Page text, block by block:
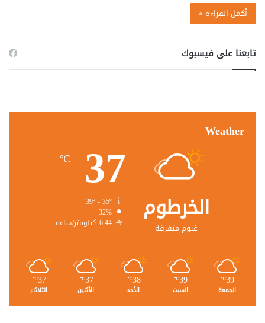
أكمل القراءة »
تابعنا على فيسبوك
Weather
الخرطوم
غيوم متفرقة
37
℃
32%
6.44 كيلومتر/ساعة
39
℃
الجمعة
39
℃
السبت
38
℃
الأحد
37
℃
الأثنين
37
℃
الثلاثاء